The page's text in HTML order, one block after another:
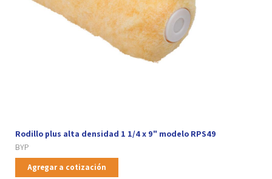
Rodillo plus alta densidad 1 1/4 x 9" modelo RPS49
BYP
Agregar a cotización